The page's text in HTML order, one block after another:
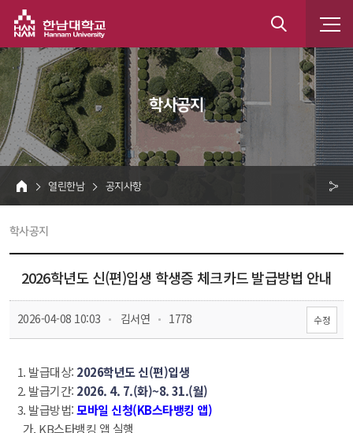
통
학사공지
HOME
열린한남 공지사항
유
학사공지
2026학년도 신(편)입생 학생증 체크카드 발급방법 안내
2026-04-08 10:03 김서연 1778 수정
1. 발급대상: 2026학년도 신(편)입생
2. 발급기간: 2026. 4. 7.(화)~8. 31.(월)
3. 발급방법: 모바일 신청(KB스타뱅킹 앱)
가. KB스타뱅킹 앱 실행